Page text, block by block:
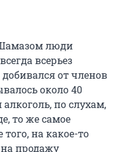
люди
всерьез
от членов
около 40
по слухам,
то же самое
на какое-то
продажу